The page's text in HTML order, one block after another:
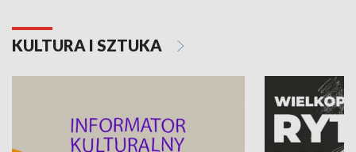
KULTURA I SZTUKA